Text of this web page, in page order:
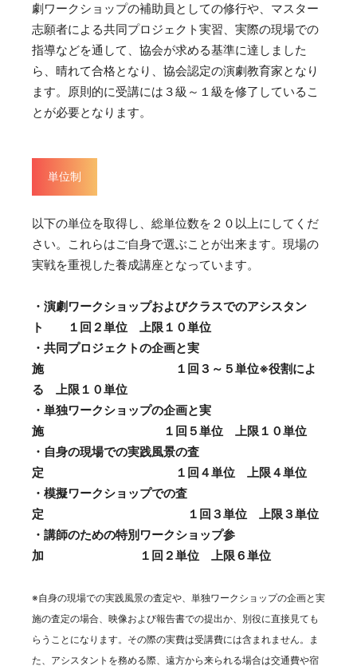
劇ワークショップの補助員としての修行や、マスター
志願者による共同プロジェクト実習、実際の現場での
指導などを通して、協会が求める基準に達しました
ら、晴れて合格となり、協会認定の演劇教育家となり
ます。原則的に受講には３級～１級を修了しているこ
とが必要となります。
単位制
以下の単位を取得し、総単位数を２０以上にしてくだ
さい。これらはご自身で選ぶことが出来ます。現場の
実戦を重視した養成講座となっています。
・演劇ワークショップおよびクラスでのアシスタン
ト １回２単位 上限１０単位
・共同プロジェクトの企画と実
施 １回３～５単位※役割によ
る 上限１０単位
・単独ワークショップの企画と実
施 １回５単位 上限１０単位
・自身の現場での実践風景の査
定 １回４単位 上限４単位
・模擬ワークショップでの査
定 １回３単位 上限３単位
・講師のための特別ワークショップ参
加 １回２単位 上限６単位
※自身の現場での実践風景の査定や、単独ワークショップの企画と実
施の査定の場合、映像および報告書での提出か、別役に直接見ても
らうことになります。その際の実費は受講費には含まれません。ま
た、アシスタントを務める際、遠方から来られる場合は交通費や宿